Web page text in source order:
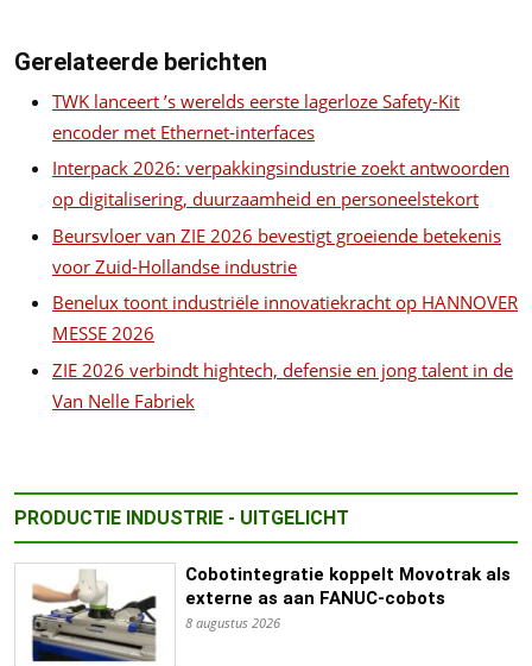
Gerelateerde berichten
TWK lanceert ’s werelds eerste lagerloze Safety-Kit
encoder met Ethernet-interfaces
Interpack 2026: verpakkingsindustrie zoekt antwoorden
op digitalisering, duurzaamheid en personeelstekort
Beursvloer van ZIE 2026 bevestigt groeiende betekenis
voor Zuid-Hollandse industrie
Benelux toont industriële innovatiekracht op HANNOVER
MESSE 2026
ZIE 2026 verbindt hightech, defensie en jong talent in de
Van Nelle Fabriek
PRODUCTIE INDUSTRIE - UITGELICHT
Cobotintegratie koppelt Movotrak als
externe as aan FANUC-cobots
8 augustus 2026